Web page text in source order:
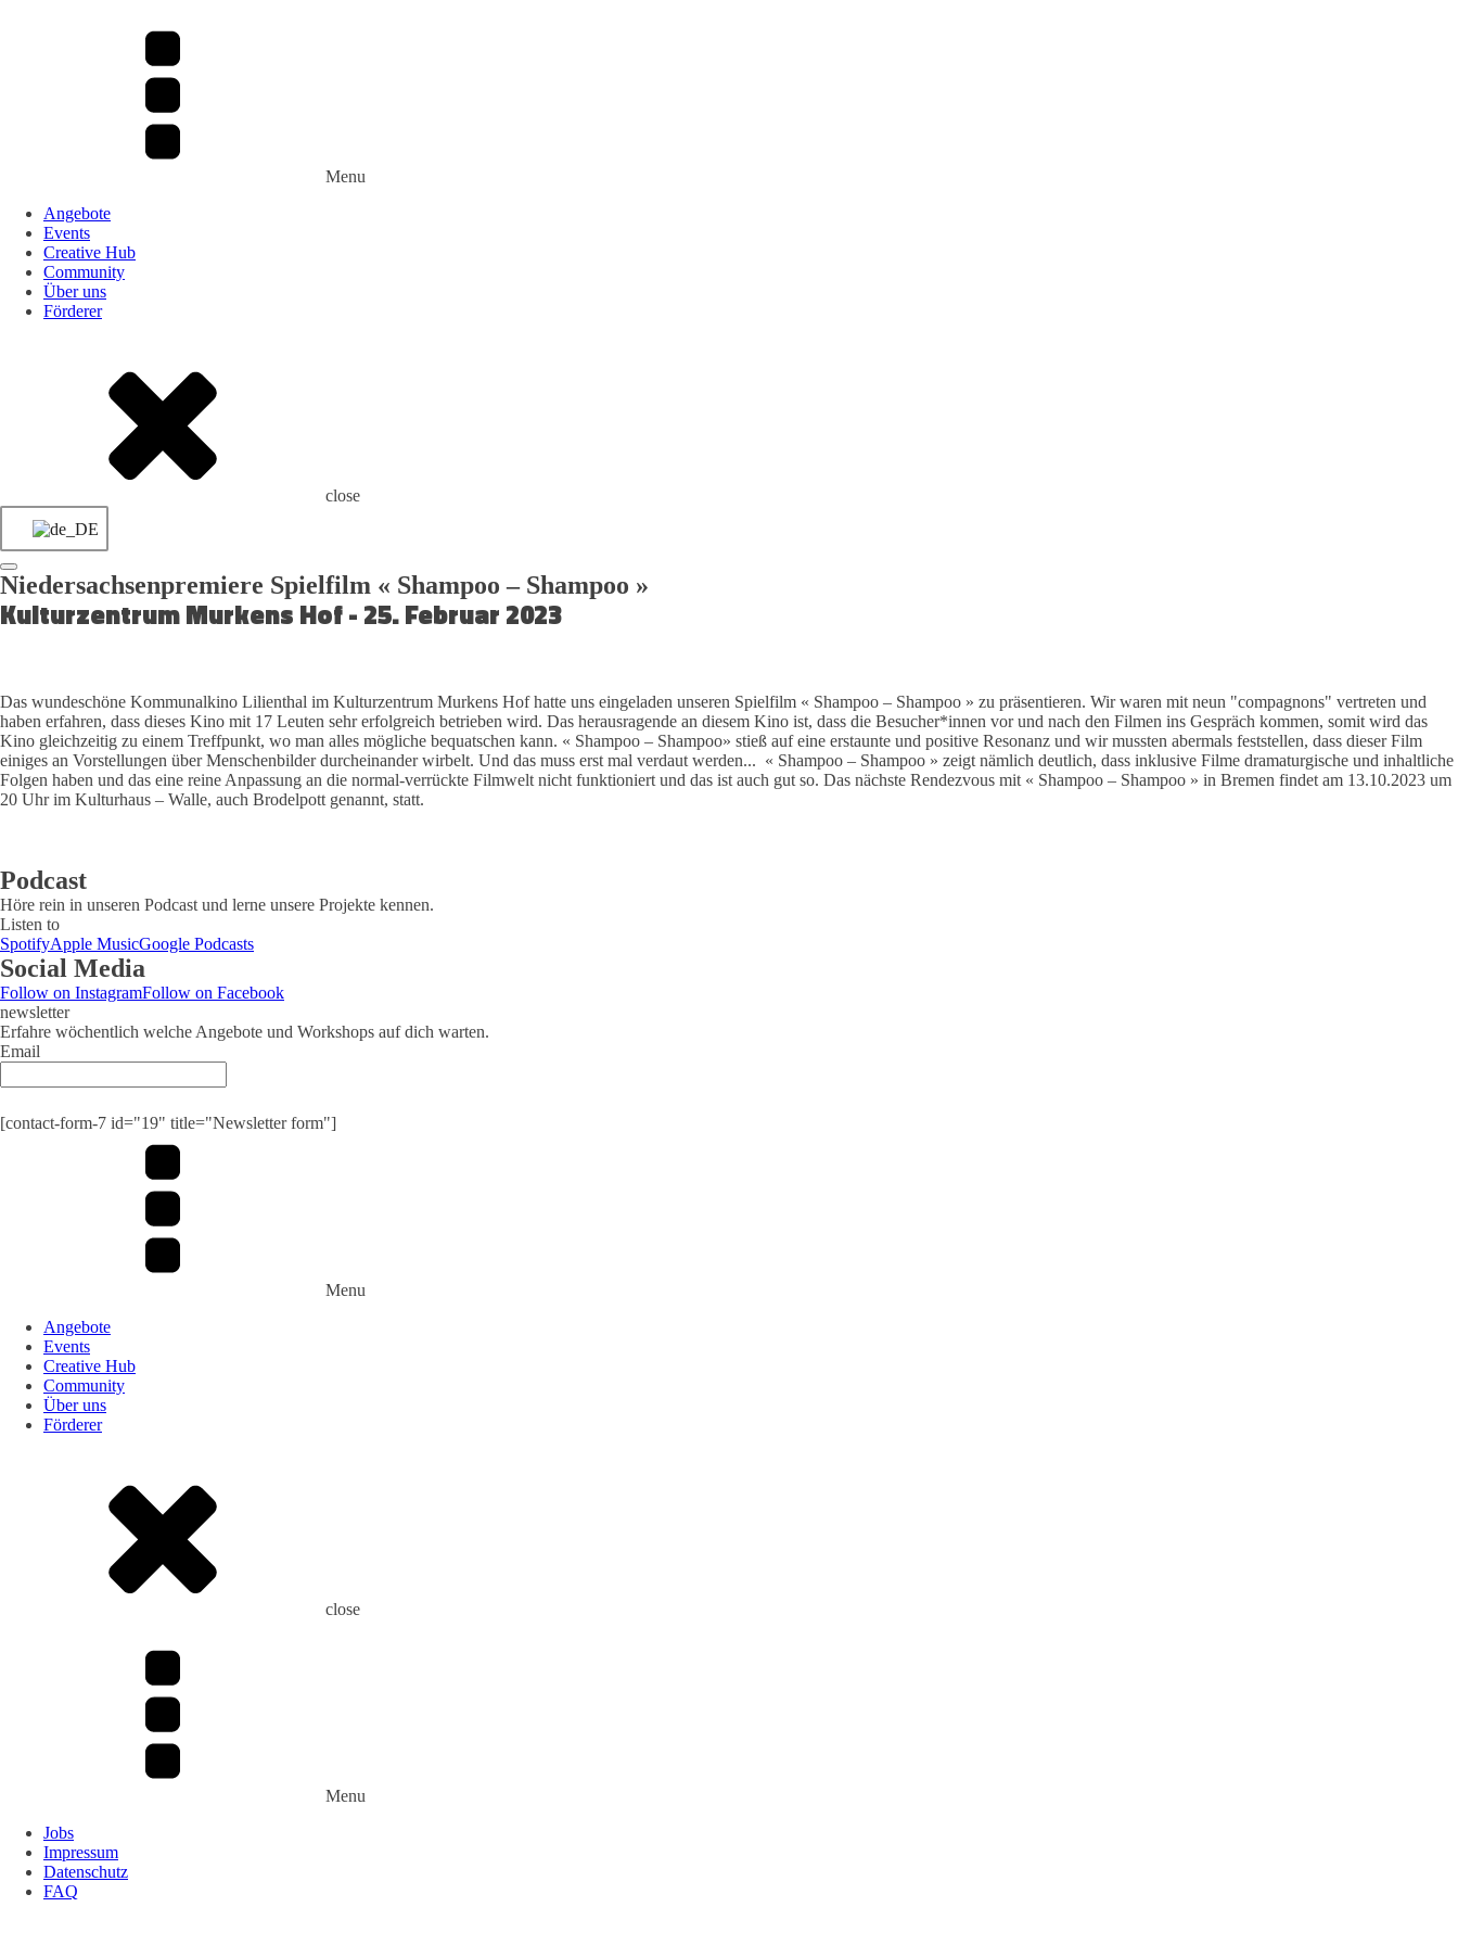
Menu
Angebote
Events
Creative Hub
Community
Über uns
Förderer
close
Niedersachsenpremiere Spielfilm « Shampoo – Shampoo »
Kulturzentrum Murkens Hof - 25. Februar 2023
Das wundeschöne Kommunalkino Lilienthal im Kulturzentrum Murkens Hof hatte uns eingeladen unseren Spielfilm « Shampoo – Shampoo » zu präsentieren. Wir waren mit neun "compagnons" vertreten und
haben erfahren, dass dieses Kino mit 17 Leuten sehr erfolgreich betrieben wird. Das herausragende an diesem Kino ist, dass die Besucher*innen vor und nach den Filmen ins Gespräch kommen, somit wird das
Kino gleichzeitig zu einem Treffpunkt, wo man alles mögliche bequatschen kann. « Shampoo – Shampoo» stieß auf eine erstaunte und positive Resonanz und wir mussten abermals feststellen, dass dieser Film
einiges an Vorstellungen über Menschenbilder durcheinander wirbelt. Und das muss erst mal verdaut werden... « Shampoo – Shampoo » zeigt nämlich deutlich, dass inklusive Filme dramaturgische und inhaltliche
Folgen haben und das eine reine Anpassung an die normal-verrückte Filmwelt nicht funktioniert und das ist auch gut so. Das nächste Rendezvous mit « Shampoo – Shampoo » in Bremen findet am 13.10.2023 um
20 Uhr im Kulturhaus – Walle, auch Brodelpott genannt, statt.
Podcast
Höre rein in unseren Podcast und lerne unsere Projekte kennen.
Listen to
SpotifyApple MusicGoogle Podcasts
Social Media
Follow on InstagramFollow on Facebook
newsletter
Erfahre wöchentlich welche Angebote und Workshops auf dich warten.
Email
[contact-form-7 id="19" title="Newsletter form"]
Menu
Angebote
Events
Creative Hub
Community
Über uns
Förderer
close
Menu
Jobs
Impressum
Datenschutz
FAQ